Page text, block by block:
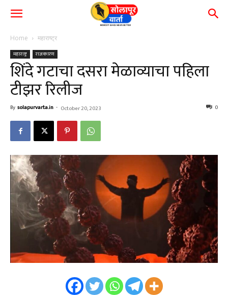
Home महाराष्ट्र
महाराष्ट्र राजकारण
शिंदे गटाचा दसरा मेळाव्याचा पहिला
टीझर रिलीज
By solapurvarta.in - October 20, 2023 0